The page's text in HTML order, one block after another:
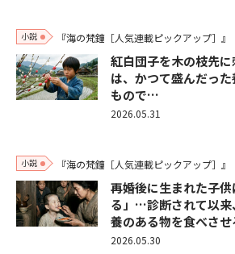
小説 『海の梵鐘［人気連載ピックアップ］』
紅白団子を木の枝先
は、かつて盛んだっ
もので…
2026.05.31
小説 『海の梵鐘［人気連載ピックアップ］』
再婚後に生まれた子
る」…診断されて以来
養のある物を食べさ
2026.05.30